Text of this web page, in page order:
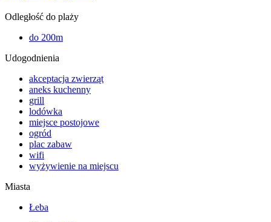
Odległość do plaży
do 200m
Udogodnienia
akceptacja zwierząt
aneks kuchenny
grill
lodówka
miejsce postojowe
ogród
plac zabaw
wifi
wyżywienie na miejscu
Miasta
Łeba